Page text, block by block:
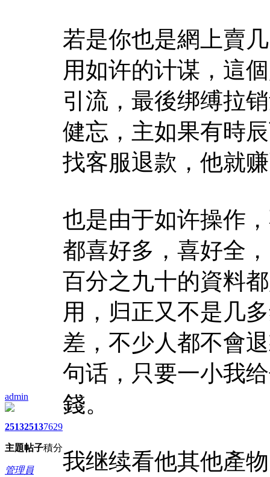
admin
2513
主題
2513
帖子
7629
積分
管理員
若是你也是網上賣
用如许的计谋，這
引流，最後绑缚拉
健忘，主如果有時
找客服退款，他就
也是由于如许操作
都喜好多，喜好全
百分之九十的資料
用，归正又不是几
差，不少人都不會
句话，只要一小我
錢。
我继续看他其他產